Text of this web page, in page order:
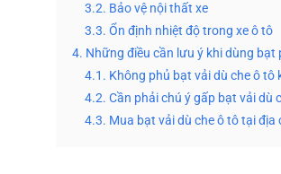
3.2. Bảo vệ nội thất xe
3.3. Ổn định nhiệt độ trong xe ô tô
4. Những điều cần lưu ý khi dùng bạt
4.1. Không phủ bạt vải dù che ô tô
4.2. Cần phải chú ý gấp bạt vải dù
4.3. Mua bạt vải dù che ô tô tại địa